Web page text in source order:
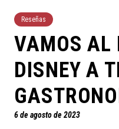
Reseñas
VAMOS AL
DISNEY A
6 de agosto de 2023